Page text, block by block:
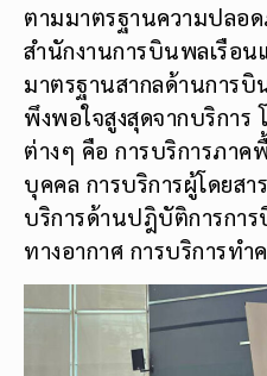
ตามมาตรฐานความปลอ
สำนักงานการบินพลเรือน
มาตรฐานสากลด้านการบิ
พึงพอใจสูงสุดจากบริการ
ต่างๆ คือ การบริการภา
บุคคล การบริการผู้โดยส
บริการด้านปฎิบัติการกา
ทางอากาศ การบริการท